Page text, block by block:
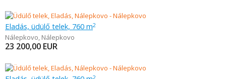
Eladás, üdülő telek, 760 m2
Nálepkovo, Nálepkovo
23 200,00 EUR
2